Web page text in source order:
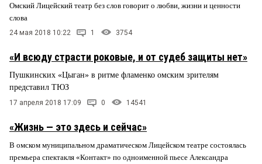
Омский Лицейский театр без слов говорит о любви, жизни и ценности
слова
24 мая 2018 10:22 1 3754
«И всюду страсти роковые, и от судеб защиты нет»
Пушкинских «Цыган» в ритме фламенко омским зрителям
представил ТЮЗ
17 апреля 2018 17:09 0 14541
«Жизнь — это здесь и сейчас»
В омском муниципальном драматическом Лицейском театре состоялась
премьера спектакля «Контакт» по одноименной пьесе Александра